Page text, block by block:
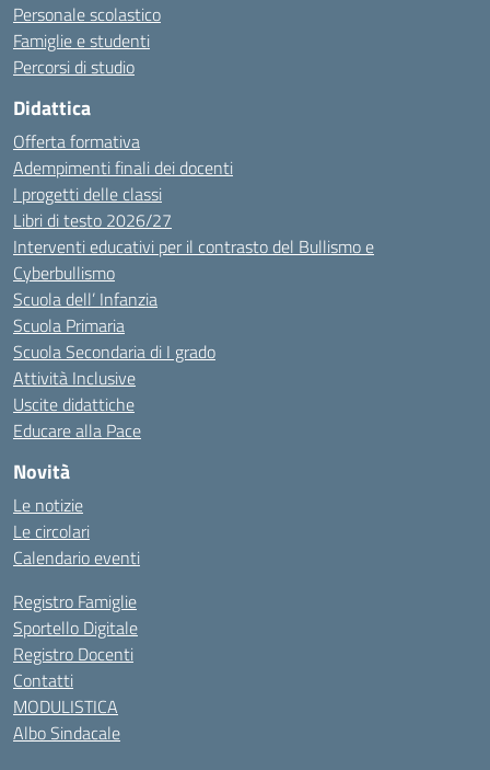
Personale scolastico
Famiglie e studenti
Percorsi di studio
Didattica
Offerta formativa
Adempimenti finali dei docenti
I progetti delle classi
Libri di testo 2026/27
Interventi educativi per il contrasto del Bullismo e
Cyberbullismo
Scuola dell’ Infanzia
Scuola Primaria
Scuola Secondaria di I grado
Attività Inclusive
Uscite didattiche
Educare alla Pace
Novità
Le notizie
Le circolari
Calendario eventi
Registro Famiglie
Sportello Digitale
Registro Docenti
Contatti
MODULISTICA
Albo Sindacale